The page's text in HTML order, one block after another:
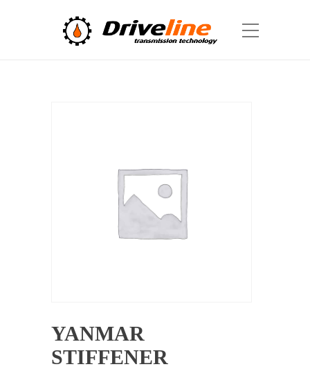
YANMAR
STIFFENER